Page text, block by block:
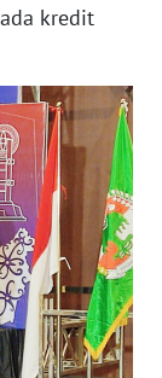
kredit